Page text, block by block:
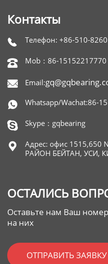
Контакты
 Телефон: +86-510-
 Mob：86-15152217770
 Email:
 Whatsapp/Wachat:86-
 Skype：gqbearing

Адрес: офис 1515,650
РАЙОН БЕЙТАН, УСИ,
ОСТАЛИСЬ
Оставьте нам Ваш
на них
ОТПРАВИТЬ ЗАЯВКУ